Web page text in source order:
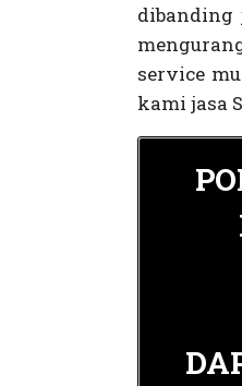
dibanding
service
kami jasa